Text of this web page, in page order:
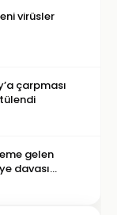
virüsler
çarpması
gelen
davası